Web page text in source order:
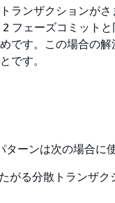
ランザクションが
フェーズコミット
です。この場合の
です。
ーンは次の場合に
がる分散トランザ